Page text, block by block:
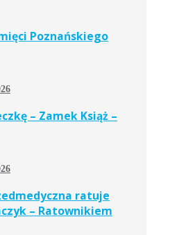
Poznańskiego
– Zamek Książ –
ratuje
– Ratownikiem